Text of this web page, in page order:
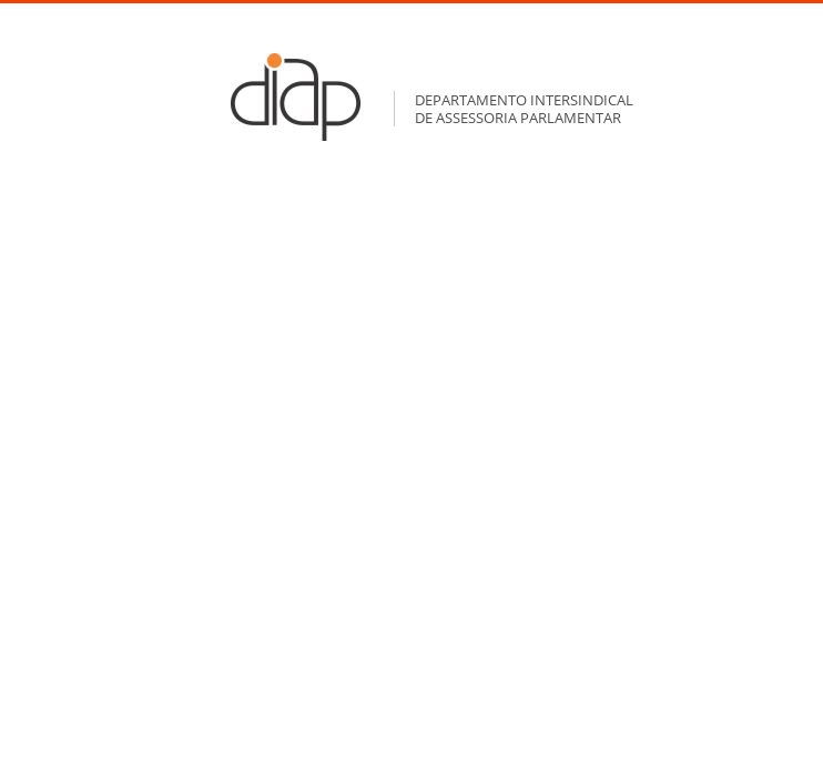
DEPARTAMENTO INTERSINDICAL
DE ASSESSORIA PARLAMENTAR